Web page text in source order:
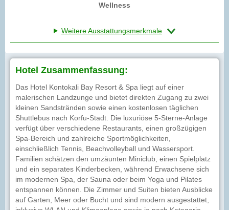
Wellness
Weitere Ausstattungsmerkmale
Hotel Zusammenfassung:
Das Hotel Kontokali Bay Resort & Spa liegt auf einer
malerischen Landzunge und bietet direkten Zugang zu zwei
kleinen Sandstränden sowie einen kostenlosen täglichen
Shuttlebus nach Korfu-Stadt. Die luxuriöse 5-Sterne-Anlage
verfügt über verschiedene Restaurants, einen großzügigen
Spa-Bereich und zahlreiche Sportmöglichkeiten,
einschließlich Tennis, Beachvolleyball und Wassersport.
Familien schätzen den umzäunten Miniclub, einen Spielplatz
und ein separates Kinderbecken, während Erwachsene sich
im modernen Spa, der Sauna oder beim Yoga und Pilates
entspannen können. Die Zimmer und Suiten bieten Ausblicke
auf Garten, Meer oder Bucht und sind modern ausgestattet,